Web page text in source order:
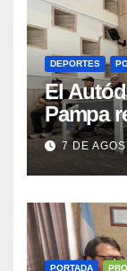
DEPORTES
El
Pampa
Race y
de
7 DE
PORTADA